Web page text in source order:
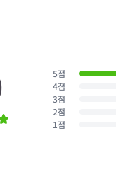
5점
4점
3점
2점
1점